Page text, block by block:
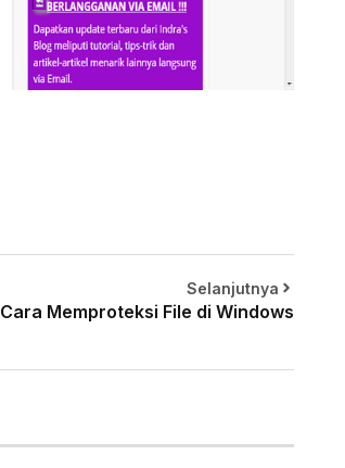
Selanjutnya
Cara Memproteksi File di Windows